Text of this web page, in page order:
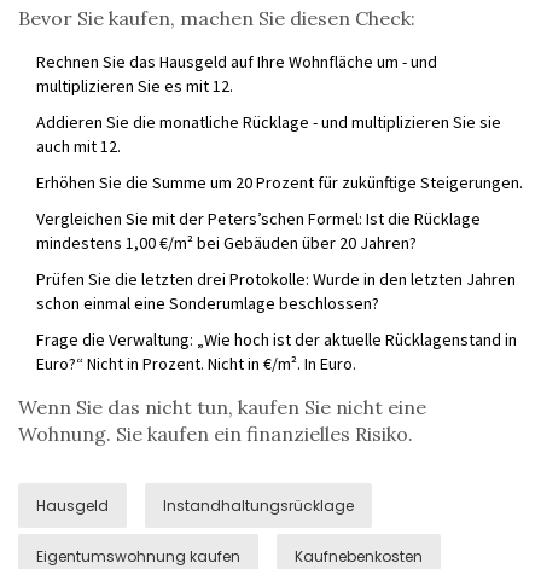
Bevor Sie kaufen, machen Sie diesen Check:
Rechnen Sie das Hausgeld auf Ihre Wohnfläche um - und
multiplizieren Sie es mit 12.
Addieren Sie die monatliche Rücklage - und multiplizieren Sie sie
auch mit 12.
Erhöhen Sie die Summe um 20 Prozent für zukünftige Steigerungen.
Vergleichen Sie mit der Peters’schen Formel: Ist die Rücklage
mindestens 1,00 €/m² bei Gebäuden über 20 Jahren?
Prüfen Sie die letzten drei Protokolle: Wurde in den letzten Jahren
schon einmal eine Sonderumlage beschlossen?
Frage die Verwaltung: „Wie hoch ist der aktuelle Rücklagenstand in
Euro?“ Nicht in Prozent. Nicht in €/m². In Euro.
Wenn Sie das nicht tun, kaufen Sie nicht eine
Wohnung. Sie kaufen ein finanzielles Risiko.
Hausgeld Instandhaltungsrücklage
Eigentumswohnung kaufen Kaufnebenkosten